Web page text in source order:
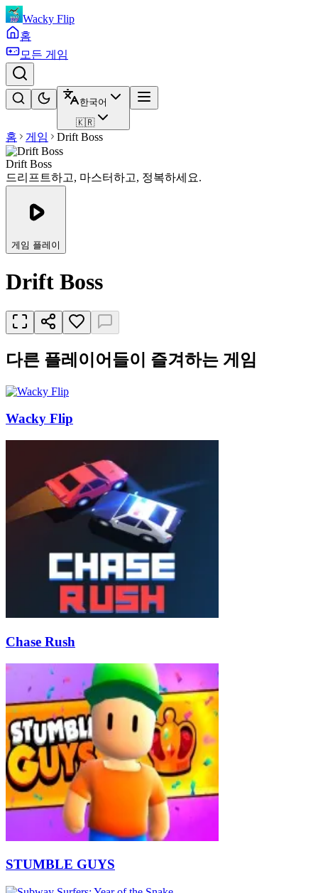
Wacky Flip
홈
모든 게임
한국어
🇰🇷
홈 게임 Drift Boss
Drift Boss
드리프트하고, 마스터하고, 정복하세요.
게임 플레이
Drift Boss
다른 플레이어들이 즐겨하는 게임
Wacky Flip
Chase Rush
STUMBLE GUYS